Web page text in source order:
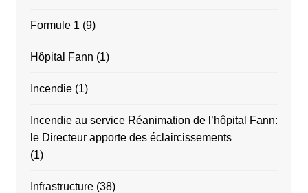
Formule 1 (9)
Hôpital Fann (1)
Incendie(1)
Incendie au service Réanimation de l’hôpital Fann:
le Directeur apporte des éclaircissements
(1)
Infrastructure(38)